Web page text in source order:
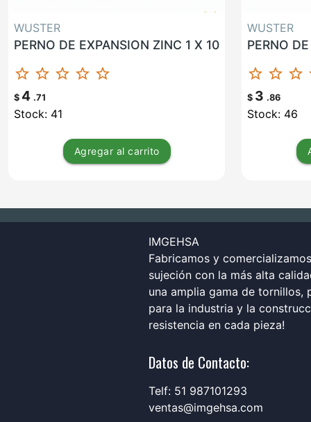
WUSTER
PERNO DE EXPANSION ZINC 1 X 10
star_border star_border star_border star_border star_border
$ 4 .71
Stock: 41
Agregar al carrito
WUSTER
star_border star_border star_border
$ 3 .86
Stock: 46
IMGEHSA
Fabricamos y
sujeción con la más alta
una amplia gama de tornillos,
para la industria y la
resistencia en cada pieza!
Datos de Contacto:
Telf: 51 987101293
ventas@imgehsa.com